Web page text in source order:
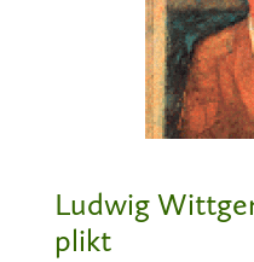
Ludwig
plikt